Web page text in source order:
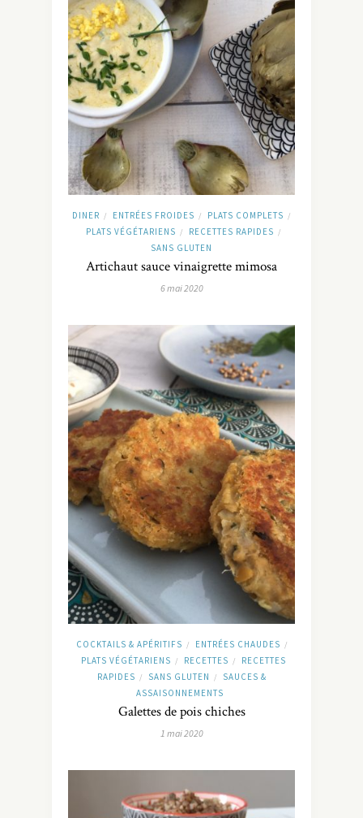
DINER / ENTRÉES FROIDES / PLATS COMPLETS /
PLATS VÉGÉTARIENS / RECETTES RAPIDES /
SANS GLUTEN
Artichaut sauce vinaigrette mimosa
6 mai 2020
COCKTAILS & APÉRITIFS / ENTRÉES CHAUDES /
PLATS VÉGÉTARIENS / RECETTES /
RECETTES
RAPIDES / SANS GLUTEN /
SAUCES &
ASSAISONNEMENTS
Galettes de pois chiches
1 mai 2020